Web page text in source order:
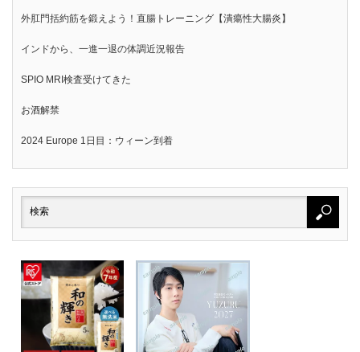
外肛門括約筋を鍛えよう！直腸トレーニング【潰瘍性大腸炎】
インドから、一進一退の体調近況報告
SPIO MRI検査受けてきた
お酒解禁
2024 Europe 1日目：ウィーン到着